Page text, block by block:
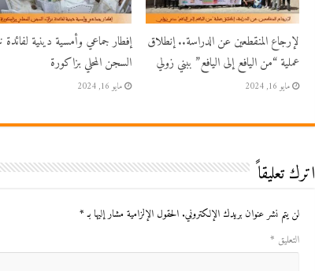
لإرجاع المنقطعين عن الدراسة.. إنطلاق
عملية “من اليافع إلى اليافع” ببني زولي
مايو 16, 2024
إفطار جماعي وأمسية دينية لفائدة
السجن المحلي بزاكورة
مايو 16, 2024
اترك تعليقاً
لن يتم نشر عنوان بريدك الإلكتروني. الحقول الإلزامية مشار إليها بـ*
التعليق *